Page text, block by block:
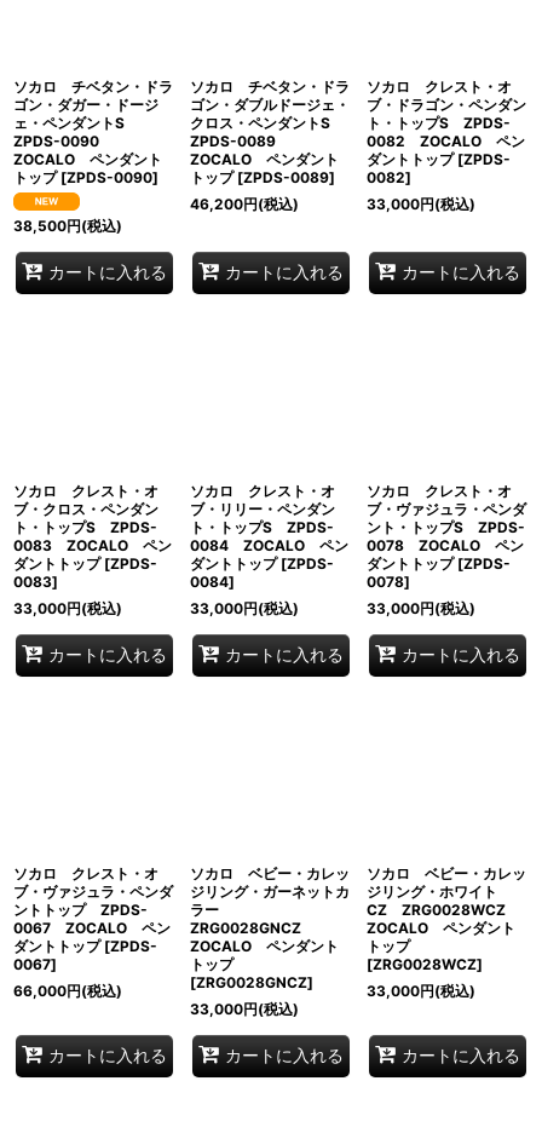
ソカロ チベタン・ドラ
ゴン・ダガー・ドージ
ェ・ペンダントS
ZPDS-0090
ZOCALO ペンダント
トップ [ZPDS-0090]
38,500円(税込)
カートに入れる
ソカロ チベタン・ドラ
ゴン・ダブルドージェ・
クロス・ペンダントS
ZPDS-0089
ZOCALO ペンダント
トップ [ZPDS-0089]
46,200円(税込)
カートに入れる
ソカロ クレスト・オ
ブ・ドラゴン・ペンダン
ト・トップS ZPDS-
0082 ZOCALO ペン
ダントトップ [ZPDS-
0082]
33,000円(税込)
カートに入れる
ソカロ クレスト・オ
ブ・クロス・ペンダン
ト・トップS ZPDS-
0083 ZOCALO ペン
ダントトップ [ZPDS-
0083]
33,000円(税込)
カートに入れる
ソカロ クレスト・オ
ブ・リリー・ペンダン
ト・トップS ZPDS-
0084 ZOCALO ペン
ダントトップ [ZPDS-
0084]
33,000円(税込)
カートに入れる
ソカロ クレスト・オ
ブ・ヴァジュラ・ペンダ
ント・トップS ZPDS-
0078 ZOCALO ペン
ダントトップ [ZPDS-
0078]
33,000円(税込)
カートに入れる
ソカロ クレスト・オ
ブ・ヴァジュラ・ペンダ
ントトップ ZPDS-
0067 ZOCALO ペン
ダントトップ [ZPDS-
0067]
66,000円(税込)
カートに入れる
ソカロ ベビー・カレッ
ジリング・ガーネットカ
ラー
ZRG0028GNCZ
ZOCALO ペンダント
トップ
[ZRG0028GNCZ]
33,000円(税込)
カートに入れる
ソカロ ベビー・カレッ
ジリング・ホワイト
CZ ZRG0028WCZ
ZOCALO ペンダント
トップ
[ZRG0028WCZ]
33,000円(税込)
カートに入れる